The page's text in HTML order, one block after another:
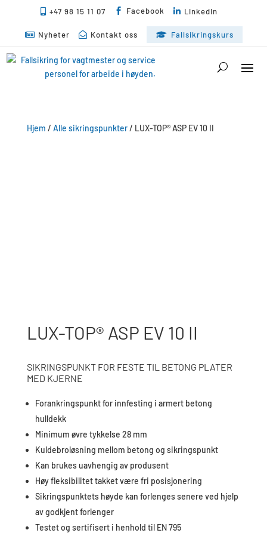
 +47 98 15 11 07  Facebook  LinkedIn
 Nyheter  Kontakt oss  Fallsikringskurs
Hjem / Alle sikringspunkter/ LUX-TOP® ASP EV 10 II
LUX-TOP® ASP EV 10 II
SIKRINGSPUNKT FOR FESTE TIL BETONG PLATER
MED KJERNE
Forankringspunkt for innfesting i armert betong
hulldekk
Minimum øvre tykkelse 28 mm
Kuldebroløsning mellom betong og sikringspunkt
Kan brukes uavhengig av produsent
Høy fleksibilitet takket være fri posisjonering
Sikringspunktets høyde kan forlenges senere ved hjelp
av godkjent forlenger
Testet og sertifisert i henhold til EN 795